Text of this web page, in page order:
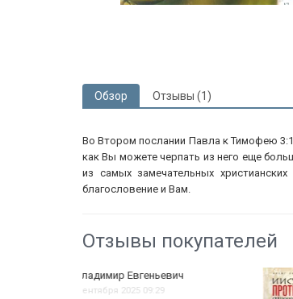
Обзор Отзывы (1)
Во Втором послании Павла к Тимофею
как Вы можете черпать из него еще
из самых замечательных
благословение и Вам.
Отзывы покупателей
Зуев Алексей
28 июля 2025 20:22